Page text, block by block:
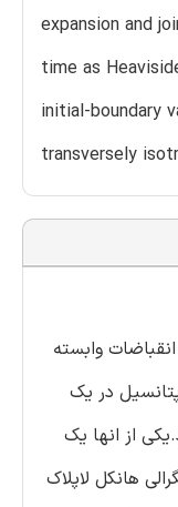
expansion and
time as
initial-boundary
transversely
وابسته
در یک
از انها یک
هانکل لاپلاک